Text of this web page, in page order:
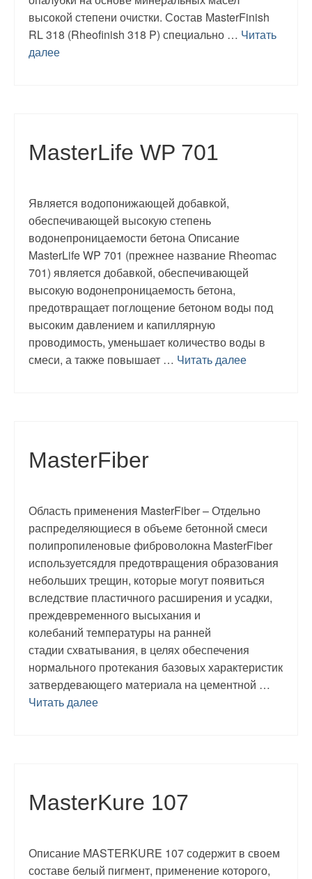
высокой степени очистки. Состав MasterFinish
RL 318 (Rheofinish 318 P) специально … Читать
далее
MasterLife WP 701
Является водопонижающей добавкой,
обеспечивающей высокую степень
водонепроницаемости бетона Описание
MasterLife WP 701 (прежнее название Rheomac
701) является добавкой, обеспечивающей
высокую водонепроницаемость бетона,
предотвращает поглощение бетоном воды под
высоким давлением и капиллярную
проводимость, уменьшает количество воды в
смеси, а также повышает … Читать далее
MasterFiber
Область применения MasterFiber – Отдельно
распределяющиеся в объеме бетонной смеси
полипропиленовые фиброволокна MasterFiber
используетсядля предотвращения образования
небольших трещин, которые могут появиться
вследствие пластичного расширения и усадки,
преждевременного высыхания и
колебаний температуры на ранней
стадии схватывания, в целях обеспечения
нормального протекания базовых характеристик
затвердевающего материала на цементной …
Читать далее
MasterKure 107
Описание MASTERKURE 107 содержит в своем
составе белый пигмент, применение которого,